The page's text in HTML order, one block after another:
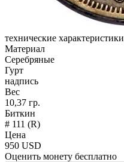
технические характеристики
Материал
Серебряные
Гурт
надпись
Вес
10,37 гр.
Биткин
# 111 (R)
Цена
950 USD
Оценить монету бесплатно